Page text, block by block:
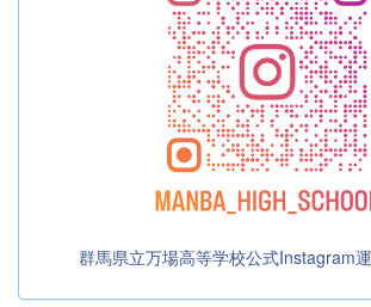
群馬県立万場高等学校公式Instagram